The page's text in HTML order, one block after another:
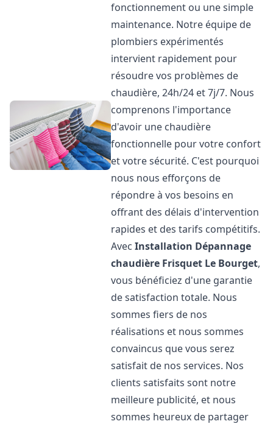
fonctionnement ou une simple
maintenance. Notre équipe de
plombiers expérimentés
intervient rapidement pour
résoudre vos problèmes de
chaudière, 24h/24 et 7j/7. Nous
comprenons l'importance
d'avoir une chaudière
fonctionnelle pour votre confort
et votre sécurité. C'est pourquoi
nous nous efforçons de
répondre à vos besoins en
offrant des délais d'intervention
rapides et des tarifs compétitifs.
AvecInstallation Dépannage
chaudière Frisquet Le Bourget,
vous bénéficiez d'une garantie
de satisfaction totale. Nous
sommes fiers de nos
réalisations et nous sommes
convaincus que vous serez
satisfait de nos services. Nos
clients satisfaits sont notre
meilleure publicité, et nous
sommes heureux de partager